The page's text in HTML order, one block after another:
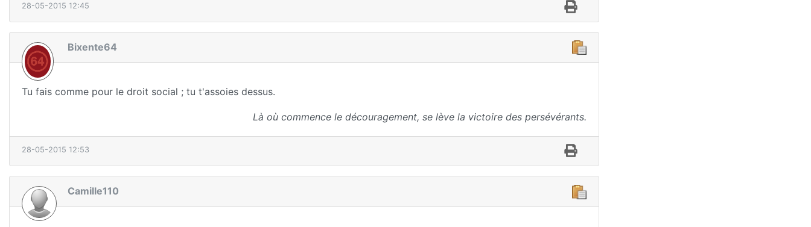
28-05-2015 12:45
Bixente64
Tu fais comme pour le droit social ; tu t'assoies dessus.
Là où commence le découragement, se lève la victoire des persévérants.
28-05-2015 12:53
Camille110